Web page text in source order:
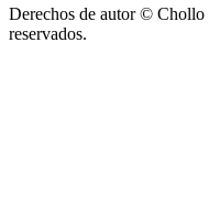
Derechos de autor © Chollo
reservados.